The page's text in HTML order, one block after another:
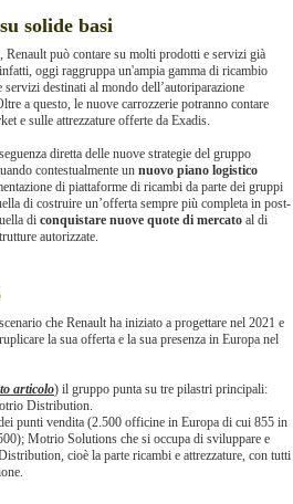
solide basi
, Renault può contare su molti prodotti e servizi già
oggi raggruppa un'ampia gamma di ricambio
destinati al mondo dell’autoriparazione
a questo, le nuove carrozzerie potranno contare
e sulle attrezzature offerte da Exadis.
diretta delle nuove strategie del gruppo
contestualmente un nuovo piano logistico
di piattaforme di ricambi da parte dei gruppi
di costruire un’offerta sempre più completa in post-
di conquistare nuove quote di mercato al di
autorizzate.
che Renault ha iniziato a progettare nel 2021 e
la sua offerta e la sua presenza in Europa nel
articolo) il gruppo punta su tre pilastri principali:
Distribution.
punti vendita (2.500 officine in Europa di cui 855 in
Motrio Solutions che si occupa di sviluppare e
cioè la parte ricambi e attrezzature, con tutti